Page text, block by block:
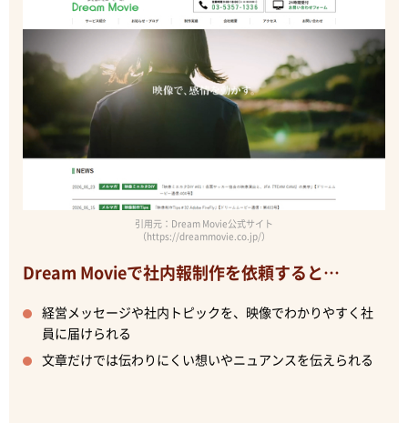
引用元：Dream Movie公式サイト
（https://dreammovie.co.jp/）
Dream Movieで社内報制作を依頼すると…
経営メッセージや社内トピックを、映像でわかりやすく社
員に届けられる
文章だけでは伝わりにくい想いやニュアンスを伝えられる